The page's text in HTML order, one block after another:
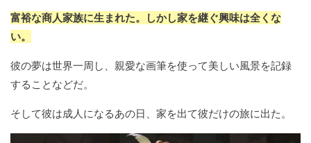
富裕な商人家族に生まれた。しかし家を継ぐ興味は全くな
い。
彼の夢は世界一周し、親愛な画筆を使って美しい風景を記録
することなどだ。
そして彼は成人になるあの日、家を出て彼だけの旅に出た。